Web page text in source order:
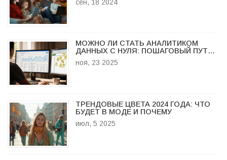
сен, 18 2024
МОЖНО ЛИ СТАТЬ АНАЛИТИКОМ
ДАННЫХ С НУЛЯ: ПОШАГОВЫЙ ПУТЬ
БЕЗ ОПЫТА
ноя, 23 2025
ТРЕНДОВЫЕ ЦВЕТА 2024 ГОДА: ЧТО
БУДЕТ В МОДЕ И ПОЧЕМУ
июл, 5 2025